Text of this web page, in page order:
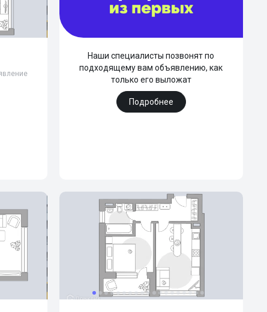
Наши специалисты позвонят по
подходящему вам объявлению, как
только его выложат
Подробнее